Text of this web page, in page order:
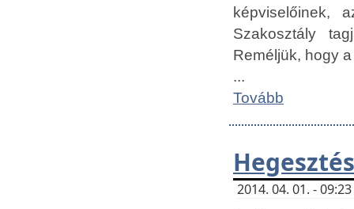
képviselőinek,
Szakosztály
Reméljük, hogy
...
Tovább
2014. 04. 01. -